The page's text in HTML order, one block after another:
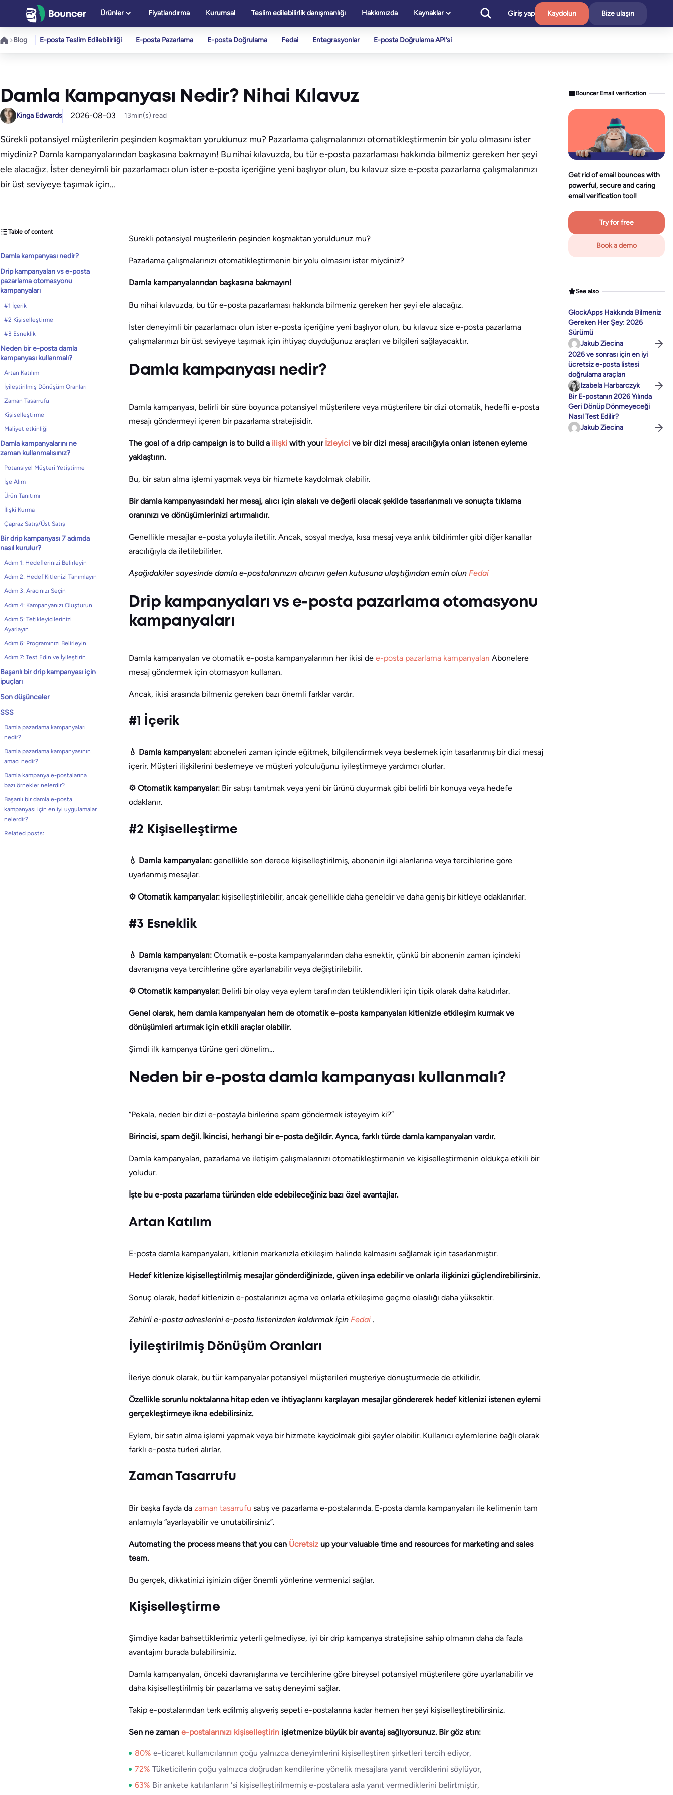
Ürünler Fiyatlandırma Kurumsal Teslim edilebilirlik danışmanlığı Hakkımızda Kaynaklar Giriş yap Kaydolun Bize ulaşın
Blog E-posta Teslim Edilebilirliği E-posta Pazarlama E-posta Doğrulama Fedai Entegrasyonlar E-posta Doğrulama API’si
Damla Kampanyası Nedir? Nihai Kılavuz
Kinga Edwards 2026-08-03 13min(s) read
Sürekli potansiyel müşterilerin peşinden koşmaktan yoruldunuz mu? Pazarlama çalışmalarınızı otomatikleştirmenin bir yolu olmasını ister
miydiniz? Damla kampanyalarından başkasına bakmayın! Bu nihai kılavuzda, bu tür e-posta pazarlaması hakkında bilmeniz gereken her şeyi
ele alacağız. İster deneyimli bir pazarlamacı olun ister e-posta içeriğine yeni başlıyor olun, bu kılavuz size e-posta pazarlama çalışmalarınızı
bir üst seviyeye taşımak için…
Table of content
Damla kampanyası nedir?
Drip kampanyaları vs e-posta
pazarlama otomasyonu
kampanyaları
#1 İçerik
#2 Kişiselleştirme
#3 Esneklik
Neden bir e-posta damla
kampanyası kullanmalı?
Artan Katılım
İyileştirilmiş Dönüşüm Oranları
Zaman Tasarrufu
Kişiselleştirme
Maliyet etkinliği
Damla kampanyalarını ne
zaman kullanmalısınız?
Potansiyel Müşteri Yetiştirme
İşe Alım
Ürün Tanıtımı
İlişki Kurma
Çapraz Satış/Üst Satış
Bir drip kampanyası 7 adımda
nasıl kurulur?
Adım 1: Hedeflerinizi Belirleyin
Adım 2: Hedef Kitlenizi Tanımlayın
Adım 3: Aracınızı Seçin
Adım 4: Kampanyanızı Oluşturun
Adım 5: Tetikleyicilerinizi
Ayarlayın
Adım 6: Programınızı Belirleyin
Adım 7: Test Edin ve İyileştirin
Başarılı bir drip kampanyası için
ipuçları
Son düşünceler
SSS
Damla pazarlama kampanyaları
nedir?
Damla pazarlama kampanyasının
amacı nedir?
Damla kampanya e-postalarına
bazı örnekler nelerdir?
Başarılı bir damla e-posta
kampanyası için en iyi uygulamalar
nelerdir?
Related posts:
Sürekli potansiyel müşterilerin peşinden koşmaktan yoruldunuz mu?
Pazarlama çalışmalarınızı otomatikleştirmenin bir yolu olmasını ister miydiniz?
Damla kampanyalarından başkasına bakmayın!
Bu nihai kılavuzda, bu tür e-posta pazarlaması hakkında bilmeniz gereken her şeyi ele alacağız.
İster deneyimli bir pazarlamacı olun ister e-posta içeriğine yeni başlıyor olun, bu kılavuz size e-posta pazarlama
çalışmalarınızı bir üst seviyeye taşımak için ihtiyaç duyduğunuz araçları ve bilgileri sağlayacaktır.
Damla kampanyası nedir?
Damla kampanyası, belirli bir süre boyunca potansiyel müşterilere veya müşterilere bir dizi otomatik, hedefli e-posta
mesajı göndermeyi içeren bir pazarlama stratejisidir.
The goal of a drip campaign is to build a ilişki with your İzleyici ve bir dizi mesaj aracılığıyla onları istenen eyleme
yaklaştırın.
Bu, bir satın alma işlemi yapmak veya bir hizmete kaydolmak olabilir.
Bir damla kampanyasındaki her mesaj, alıcı için alakalı ve değerli olacak şekilde tasarlanmalı ve sonuçta tıklama
oranınızı ve dönüşümlerinizi artırmalıdır.
Genellikle mesajlar e-posta yoluyla iletilir. Ancak, sosyal medya, kısa mesaj veya anlık bildirimler gibi diğer kanallar
aracılığıyla da iletilebilirler.
Aşağıdakiler sayesinde damla e-postalarınızın alıcının gelen kutusuna ulaştığından emin olun Fedai
Drip kampanyaları vs e-posta pazarlama otomasyonu
kampanyaları
Damla kampanyaları ve otomatik e-posta kampanyalarının her ikisi de e-posta pazarlama kampanyaları Abonelere
mesaj göndermek için otomasyon kullanan.
Ancak, ikisi arasında bilmeniz gereken bazı önemli farklar vardır.
#1 İçerik
💧 Damla kampanyaları: aboneleri zaman içinde eğitmek, bilgilendirmek veya beslemek için tasarlanmış bir dizi mesaj
içerir. Müşteri ilişkilerini beslemeye ve müşteri yolculuğunu iyileştirmeye yardımcı olurlar.
⚙️ Otomatik kampanyalar: Bir satışı tanıtmak veya yeni bir ürünü duyurmak gibi belirli bir konuya veya hedefe
odaklanır.
#2 Kişiselleştirme
💧 Damla kampanyaları: genellikle son derece kişiselleştirilmiş, abonenin ilgi alanlarına veya tercihlerine göre
uyarlanmış mesajlar.
⚙️ Otomatik kampanyalar: kişiselleştirilebilir, ancak genellikle daha geneldir ve daha geniş bir kitleye odaklanırlar.
#3 Esneklik
💧 Damla kampanyaları: Otomatik e-posta kampanyalarından daha esnektir, çünkü bir abonenin zaman içindeki
davranışına veya tercihlerine göre ayarlanabilir veya değiştirilebilir.
⚙️ Otomatik kampanyalar: Belirli bir olay veya eylem tarafından tetiklendikleri için tipik olarak daha katıdırlar.
Genel olarak, hem damla kampanyaları hem de otomatik e-posta kampanyaları kitlenizle etkileşim kurmak ve
dönüşümleri artırmak için etkili araçlar olabilir.
Şimdi ilk kampanya türüne geri dönelim…
Neden bir e-posta damla kampanyası kullanmalı?
“Pekala, neden bir dizi e-postayla birilerine spam göndermek isteyeyim ki?”
Birincisi, spam değil. İkincisi, herhangi bir e-posta değildir. Ayrıca, farklı türde damla kampanyaları vardır.
Damla kampanyaları, pazarlama ve iletişim çalışmalarınızı otomatikleştirmenin ve kişiselleştirmenin oldukça etkili bir
yoludur.
İşte bu e-posta pazarlama türünden elde edebileceğiniz bazı özel avantajlar.
Artan Katılım
E-posta damla kampanyaları, kitlenin markanızla etkileşim halinde kalmasını sağlamak için tasarlanmıştır.
Hedef kitlenize kişiselleştirilmiş mesajlar gönderdiğinizde, güven inşa edebilir ve onlarla ilişkinizi güçlendirebilirsiniz.
Sonuç olarak, hedef kitlenizin e-postalarınızı açma ve onlarla etkileşime geçme olasılığı daha yüksektir.
Zehirli e-posta adreslerini e-posta listenizden kaldırmak için Fedai .
İyileştirilmiş Dönüşüm Oranları
İleriye dönük olarak, bu tür kampanyalar potansiyel müşterileri müşteriye dönüştürmede de etkilidir.
Özellikle sorunlu noktalarına hitap eden ve ihtiyaçlarını karşılayan mesajlar göndererek hedef kitlenizi istenen eylemi
gerçekleştirmeye ikna edebilirsiniz.
Eylem, bir satın alma işlemi yapmak veya bir hizmete kaydolmak gibi şeyler olabilir. Kullanıcı eylemlerine bağlı olarak
farklı e-posta türleri alırlar.
Zaman Tasarrufu
Bir başka fayda da zaman tasarrufu satış ve pazarlama e-postalarında. E-posta damla kampanyaları ile kelimenin tam
anlamıyla “ayarlayabilir ve unutabilirsiniz”.
Automating the process means that you can Ücretsiz up your valuable time and resources for marketing and sales
team.
Bu gerçek, dikkatinizi işinizin diğer önemli yönlerine vermenizi sağlar.
Kişiselleştirme
Şimdiye kadar bahsettiklerimiz yeterli gelmediyse, iyi bir drip kampanya stratejisine sahip olmanın daha da fazla
avantajını burada bulabilirsiniz.
Damla kampanyaları, önceki davranışlarına ve tercihlerine göre bireysel potansiyel müşterilere göre uyarlanabilir ve
daha kişiselleştirilmiş bir pazarlama ve satış deneyimi sağlar.
Takip e-postalarından terk edilmiş alışveriş sepeti e-postalarına kadar hemen her şeyi kişiselleştirebilirsiniz.
Sen ne zaman e-postalarınızı kişiselleştirin işletmenize büyük bir avantaj sağlıyorsunuz. Bir göz atın:
80% e-ticaret kullanıcılarının çoğu yalnızca deneyimlerini kişiselleştiren şirketleri tercih ediyor,
72% Tüketicilerin çoğu yalnızca doğrudan kendilerine yönelik mesajlara yanıt verdiklerini söylüyor,
63% Bir ankete katılanların ‘si kişiselleştirilmemiş e-postalara asla yanıt vermediklerini belirtmiştir,
Bouncer Email verification
Get rid of email bounces with
powerful, secure and caring
email verification tool!
Try for free
Book a demo
See also
GlockApps Hakkında Bilmeniz
Gereken Her Şey: 2026
Sürümü
Jakub Ziecina
2026 ve sonrası için en iyi
ücretsiz e-posta listesi
doğrulama araçları
Izabela Harbarczyk
Bir E-postanın 2026 Yılında
Geri Dönüp Dönmeyeceği
Nasıl Test Edilir?
Jakub Ziecina